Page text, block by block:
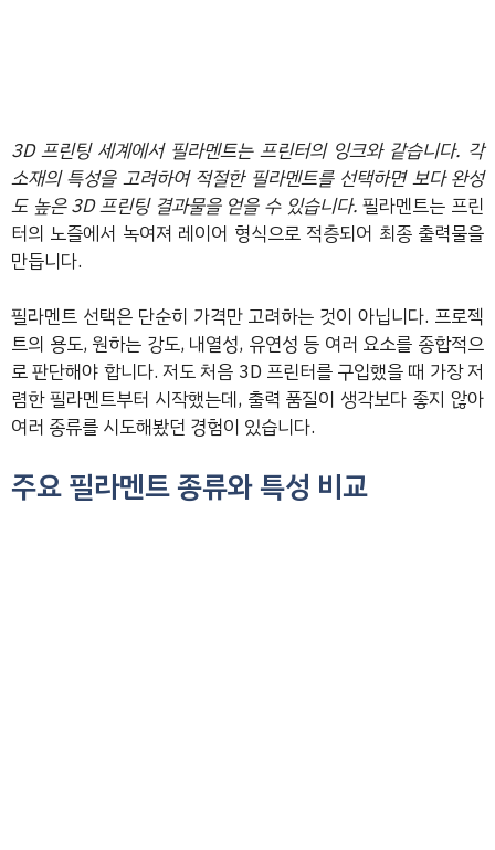
3D 프린팅 세계에서 필라멘트는 프린터의 잉크와 같습니다. 각
소재의 특성을 고려하여 적절한 필라멘트를 선택하면 보다 완성
도 높은 3D 프린팅 결과물을 얻을 수 있습니다. 필라멘트는 프린
터의 노즐에서 녹여져 레이어 형식으로 적층되어 최종 출력물을
만듭니다.
필라멘트 선택은 단순히 가격만 고려하는 것이 아닙니다. 프로젝
트의 용도, 원하는 강도, 내열성, 유연성 등 여러 요소를 종합적으
로 판단해야 합니다. 저도 처음 3D 프린터를 구입했을 때 가장 저
렴한 필라멘트부터 시작했는데, 출력 품질이 생각보다 좋지 않아
여러 종류를 시도해봤던 경험이 있습니다.
주요 필라멘트 종류와 특성 비교